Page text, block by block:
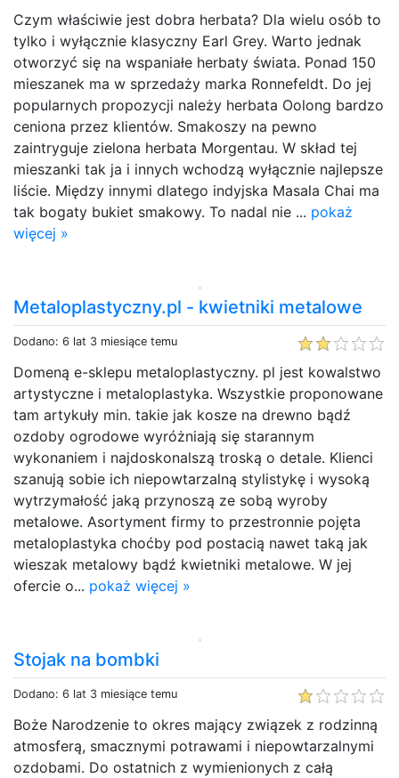
Czym właściwie jest dobra herbata? Dla wielu osób to
tylko i wyłącznie klasyczny Earl Grey. Warto jednak
otworzyć się na wspaniałe herbaty świata. Ponad 150
mieszanek ma w sprzedaży marka Ronnefeldt. Do jej
popularnych propozycji należy herbata Oolong bardzo
ceniona przez klientów. Smakoszy na pewno
zaintryguje zielona herbata Morgentau. W skład tej
mieszanki tak ja i innych wchodzą wyłącznie najlepsze
liście. Między innymi dlatego indyjska Masala Chai ma
tak bogaty bukiet smakowy. To nadal nie ... pokaż
więcej »
Metaloplastyczny.pl - kwietniki metalowe
Dodano: 6 lat 3 miesiące temu
Domeną e-sklepu metaloplastyczny. pl jest kowalstwo
artystyczne i metaloplastyka. Wszystkie proponowane
tam artykuły min. takie jak kosze na drewno bądź
ozdoby ogrodowe wyróżniają się starannym
wykonaniem i najdoskonalszą troską o detale. Klienci
szanują sobie ich niepowtarzalną stylistykę i wysoką
wytrzymałość jaką przynoszą ze sobą wyroby
metalowe. Asortyment firmy to przestronnie pojęta
metaloplastyka choćby pod postacią nawet taką jak
wieszak metalowy bądź kwietniki metalowe. W jej
ofercie o... pokaż więcej »
Stojak na bombki
Dodano: 6 lat 3 miesiące temu
Boże Narodzenie to okres mający związek z rodzinną
atmosferą, smacznymi potrawami i niepowtarzalnymi
ozdobami. Do ostatnich z wymienionych z całą